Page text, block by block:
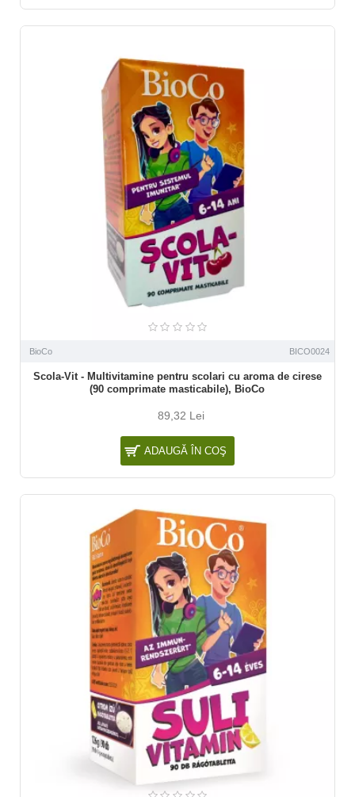
BioCo BICO0024
Scola-Vit - Multivitamine pentru scolari cu aroma de cirese
(90 comprimate masticabile), BioCo
89,32 Lei
ADAUGĂ ÎN COŞ